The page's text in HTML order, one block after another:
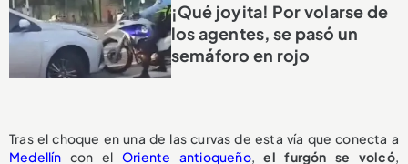
¡Qué joyita! Por volarse de
los agentes, se pasó un
semáforo en rojo
Tras el choque en una de las curvas de esta vía que conecta a
Medellín con el Oriente antioqueño,el furgón se volcó,